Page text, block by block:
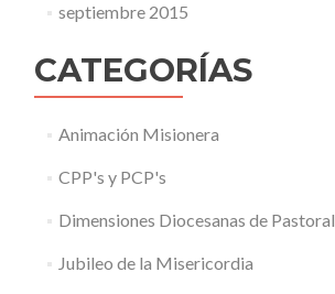
septiembre 2015
CATEGORÍAS
Animación Misionera
CPP's y PCP's
Dimensiones Diocesanas de Pastoral
Jubileo de la Misericordia